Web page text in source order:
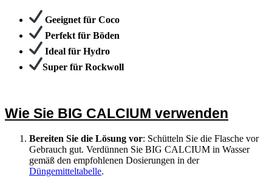
Geeignet für Coco
Perfekt für Böden
Ideal für Hydro
Super für Rockwoll
Wie Sie BIG CALCIUM verwenden
Bereiten Sie die Lösung vor: Schütteln Sie die Flasche vor
Gebrauch gut. Verdünnen Sie BIG CALCIUM in Wasser
gemäß den empfohlenen Dosierungen in der
Düngemitteltabelle.